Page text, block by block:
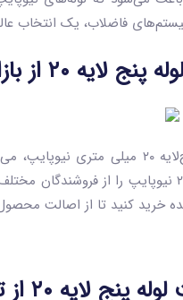
فاضلاب، یک انتخاب
لایه ۲۰ از بازار
برای خرید لوله پنج‌لایه ۲۰
لیست قیمت لوله ۲۰ نیوپایپ را از
خرید کنید تا از اصالت
۲۰ از تولید کننده